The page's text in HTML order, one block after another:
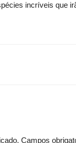
incríveis que
Campos